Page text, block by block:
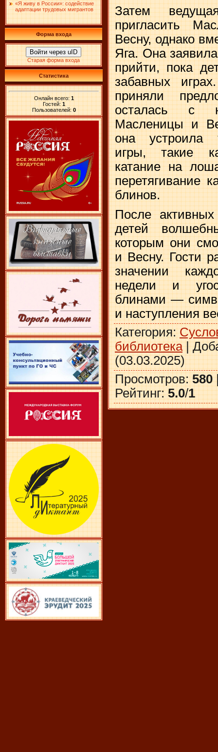
«Я живу в России»: содействие
адаптации трудовых мигрантов
Форма входа
Войти через uID
Старая форма входа
Статистика
Онлайн всего: 1
Гостей: 1
Пользователей: 0
Затем
пригласить
Весну, однако
Яга. Она
прийти, пока
забавных
приняли
осталась с
Масленицы и
она устроила
игры, такие
катание на
перетягивание
блинов.
После
детей
которым они
и Весну. Гости
значении
недели и
блинами —
и наступления
Категория:
библиотека|
(03.03.2025)
Просмотров: 580
Рейтинг: 5.0/1